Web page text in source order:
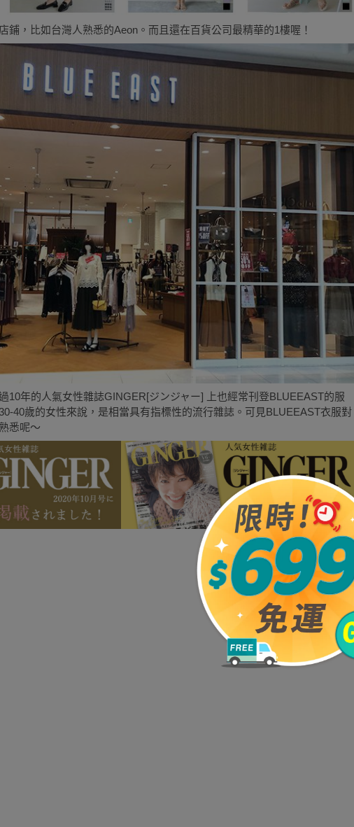
鋪，比如台灣人熟悉的Aeon。而且還在百貨公司最精華的1樓喔！
10年的人氣女性雜誌GINGER[ジンジャー] 上也經常刊登BLUEEAST的服
40歲的女性來說，是相當具有指標性的流行雜誌。可見BLUEEAST衣服對
悉呢～